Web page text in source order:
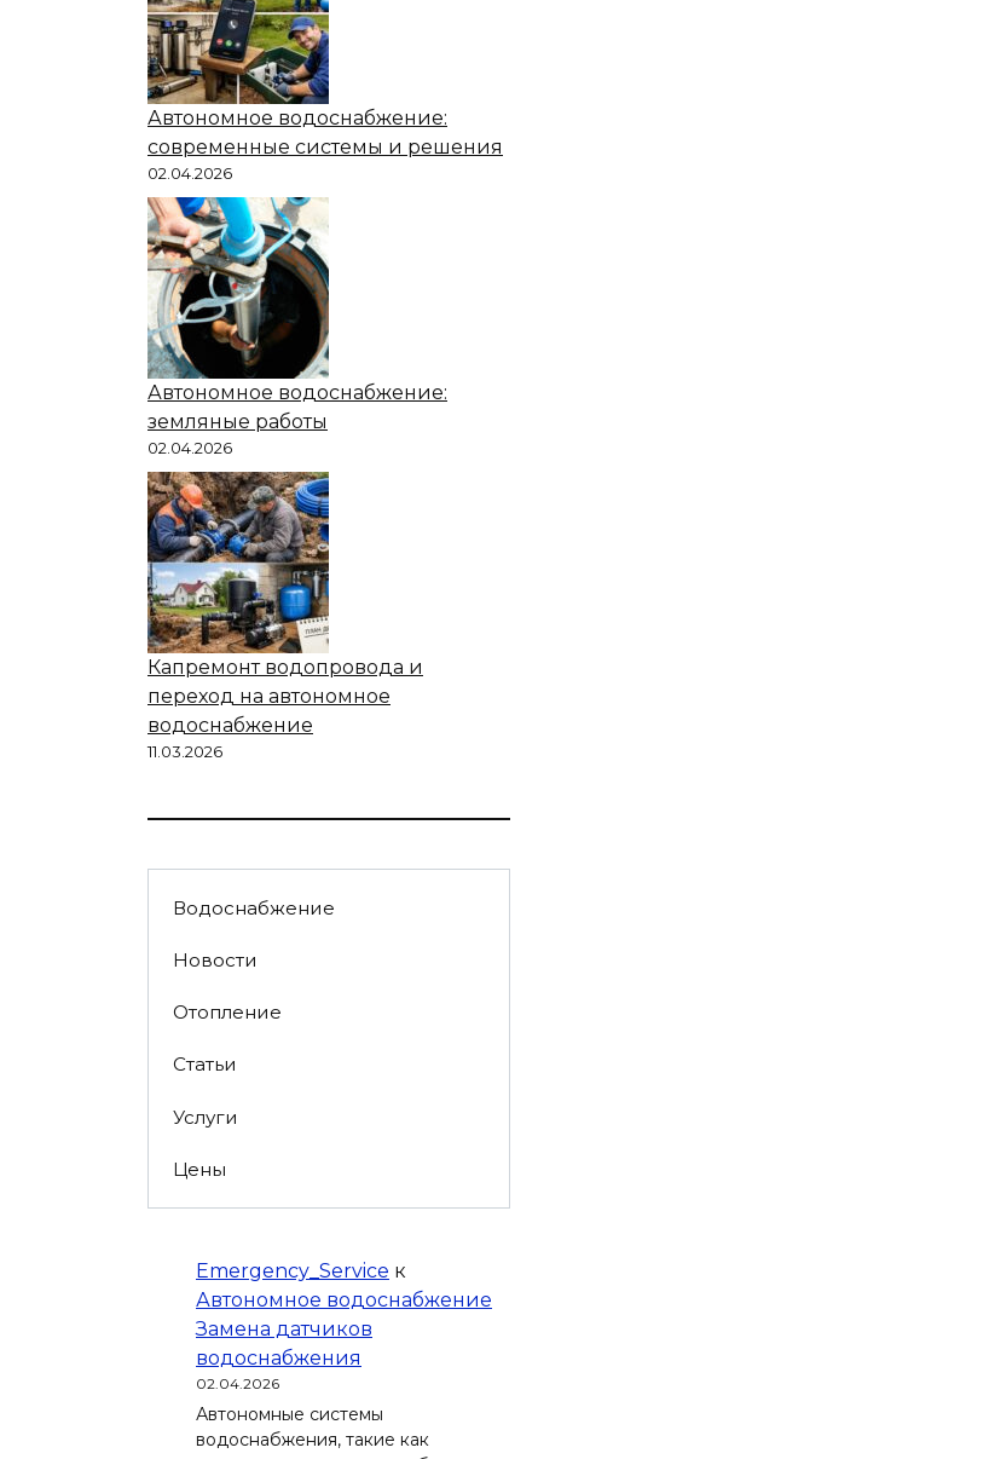
Автономное водоснабжение:
современные системы и решения
02.04.2026
Автономное водоснабжение:
земляные работы
02.04.2026
Капремонт водопровода и
переход на автономное
водоснабжение
11.03.2026
Водоснабжение
Новости
Отопление
Статьи
Услуги
Цены
Emergency_Service к
Автономное водоснабжение
Замена датчиков
водоснабжения
02.04.2026
Автономные системы
водоснабжения, такие как